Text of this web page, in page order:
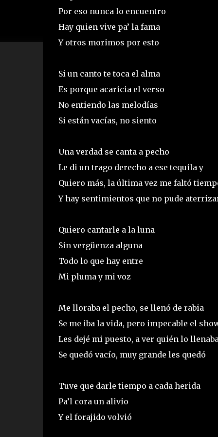
Por eso nunca lo encuentro
Hay quien vive pa’ la fama
Y otros morimos por esto
Si un canto te toca el alma
Es porque acaricia el verso
No entiendo las melodías
Si están vacías, no siento
Una verdad se canta a pecho
Le di un trago derecho a ese tequila y
Quiero más, la última vez me faltó
Y hay sentimientos que no pude
Quiero cantarle a la luna
Sin vergüenza alguna
Todo lo que hay entre
Mi pluma y mi voz
Me lloraba el pecho, se llenó de rabia
Se me iba la vida, pero impecable el
Les dejé mi puesto, a ver quién lo
Se quedó vacío, muy grande les quedó
Tuve que darle tiempo a cada herida
Pa’l cora un alivio
Y el forajido volvió